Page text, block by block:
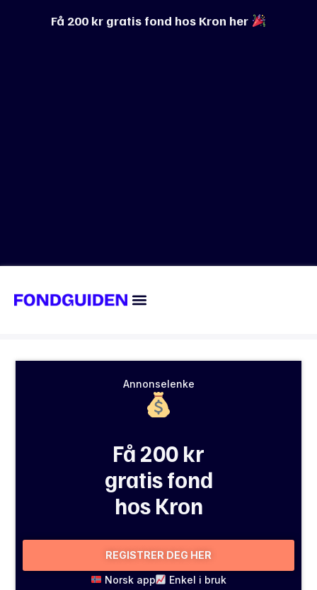
Få 200 kr gratis fond hos Kron her
Annonselenke
Få 200 kr
gratis fond
hos Kron
REGISTRER DEG HER
Norsk app Enkel i bruk